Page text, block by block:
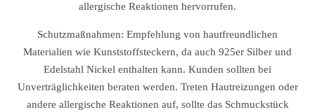
allergische Reaktionen hervorrufen.
Schutzmaßnahmen: Empfehlung von hautfreundlichen
Materialien wie Kunststoffsteckern, da auch 925er Silber und
Edelstahl Nickel enthalten kann. Kunden sollten bei
Unverträglichkeiten beraten werden. Treten Hautreizungen oder
andere allergische Reaktionen auf, sollte das Schmuckstück